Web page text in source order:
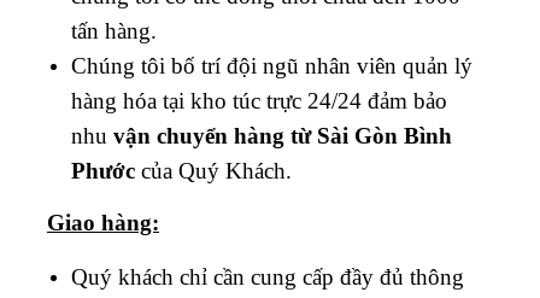
tấn hàng.
Chúng tôi bố trí đội ngũ nhân viên quản lý
hàng hóa tại kho túc trực 24/24 đảm bảo
nhu vận chuyển hàng từ Sài Gòn Bình
Phước của Quý Khách.
Giao hàng:
Quý khách chỉ cần cung cấp đầy đủ thông